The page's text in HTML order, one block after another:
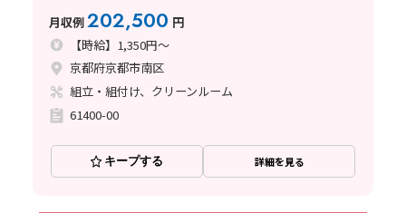
月収例202,500 円
【時給】1,350円～
京都府京都市南区
組立・組付け、クリーンルーム
61400-00
キープする 詳細を見る